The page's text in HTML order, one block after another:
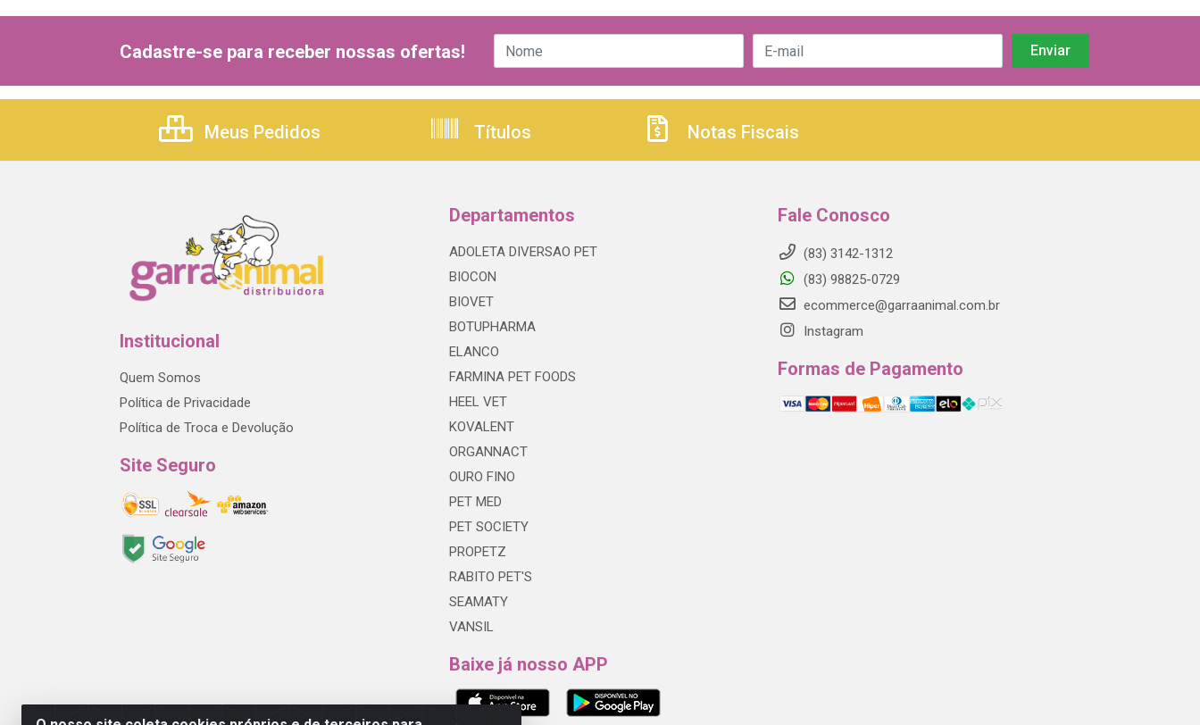
Cadastre-se para receber nossas ofertas!
Meus Pedidos Títulos Notas Fiscais
Institucional
Quem Somos
Política de Privacidade
Política de Troca e Devolução
Site Seguro
Departamentos
ADOLETA DIVERSAO PET
BIOCON
BIOVET
BOTUPHARMA
ELANCO
FARMINA PET FOODS
HEEL VET
KOVALENT
ORGANNACT
OURO FINO
PET MED
PET SOCIETY
PROPETZ
RABITO PET'S
SEAMATY
VANSIL
Baixe já nosso APP
Fale Conosco
(83) 3142-1312
(83) 98825-0729
ecommerce@garraanimal.com.br
Instagram
Formas de Pagamento